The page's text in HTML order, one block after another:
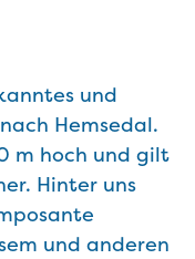
und
Hemsedal.
m hoch und gilt
Hinter uns
und anderen